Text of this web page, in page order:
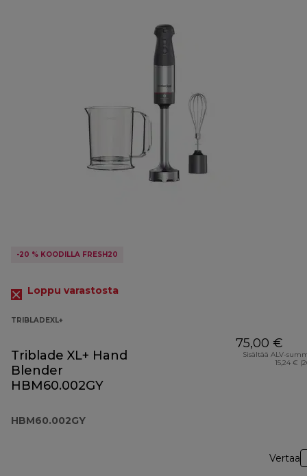
-20 % KOODILLA FRESH20
Loppu varastosta
TRIBLADEXL+
Triblade XL+ Hand
Blender
HBM60.002GY
HBM60.002GY
75,00 €
Sisältää ALV-
15,24 €
Vertaa